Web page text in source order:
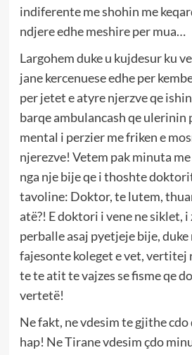
indiferente me shohin me
ndjere edhe meshire per mua…
Largohem duke u kujdesur ku
jane kercenuese edhe per
per jetet e atyre njerzve qe
barqe ambulancash qe ulerinin
mental i perzier me friken e
njerezve! Vetem pak minuta
nga nje bije qe i thoshte
tavoline: Doktor, te lutem,
atë?! E doktori i vene ne siklet, i
perballe asaj pyetjeje bije, duke
fajesonte koleget e vet,
te te atit te vajzes se fisme qe
vertetë!
Ne fakt, ne vdesim te gjithe cdo
hap! Ne Tirane vdesim çdo